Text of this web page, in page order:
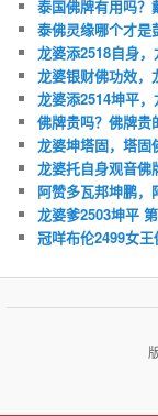
泰国佛牌有用吗？
泰佛灵缘哪个才是
龙婆添2518自身
龙婆银财佛功效，
龙婆添2514坤平
佛牌贵吗？佛牌贵
龙婆坤塔固，塔固
龙婆托自身观音佛
阿赞多瓦邦坤鹏
龙婆爹2503坤平
冠咩布伦2499女